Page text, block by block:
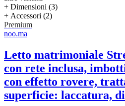
+ Dimensioni (3)
+ Accessori (2)
Premium
noo.ma
Letto matrimoniale
con rete inclusa,
con effetto rovere,
superficie: laccatura,